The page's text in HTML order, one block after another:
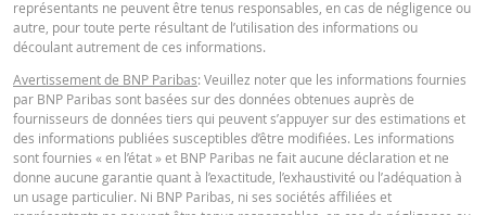
Best (EUR)
Les prix indiqués dans le simulateur sont indicatifs et ne reflètent pas les
actuels ou futurs. Le simulateur suppose un pourcentage de coût de
financement constant alors que ce pourcentage peut en fait changer de
continue. Les rendements des produits dont le sous-jacent est coté dans une
devise différente peuvent être influencés par les effets du taux change. Le
simulateur ne prend pas en compte la différence entre les prix acheteur et
vendeur (le spread) et les dividendes éventuels (et l'impôt sur les
CSV
représentants ne peuvent être tenus responsables, en cas de négligence ou
autre, pour toute perte résultant de l’utilisation des informations ou
découlant autrement de ces informations.
Avertissement de BNP Paribas: Veuillez noter que les informations fournies
par BNP Paribas sont basées sur des données obtenues auprès de
fournisseurs de données tiers qui peuvent s’appuyer sur des estimations et
des informations publiées susceptibles d’être modifiées. Les informations
sont fournies « en l’état » et BNP Paribas ne fait aucune déclaration et ne
donne aucune garantie quant à l’exactitude, l’exhaustivité ou l’adéquation à
un usage particulier. Ni BNP Paribas, ni ses sociétés affiliées et